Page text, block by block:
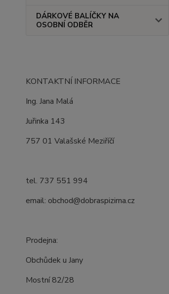
DÁRKOVÉ BALÍČKY NA
OSOBNÍ ODBĚR
KONTAKTNÍ INFORMACE
Ing. Jana Malá
Juřinka 143
757 01 Valašské Meziříčí
tel. 737 551 994
email: obchod@dobraspizirna.cz
Prodejna:
Obchůdek u Jany
Mostní 82/28